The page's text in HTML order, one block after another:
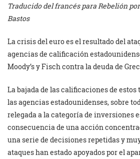
Traducido del francés para Rebelión
Bastos
La crisis del euro es el resultado del
agencias de calificación
Moody’s y Fisch contra la deuda de
La bajada de las calificaciones de estos
las agencias estadounidenses, sobre
relegada a la categoría de inversiones
consecuencia de una acción
una serie de decisiones repetidas y
ataques han estado apoyados por el